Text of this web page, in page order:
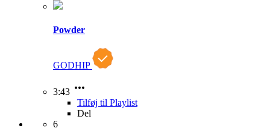
Powder
GODHIP
3:43
Tilføj til Playlist
Del
6